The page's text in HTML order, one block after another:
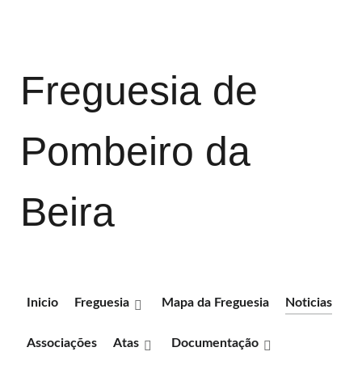
Freguesia de
Pombeiro da
Beira
Inicio Freguesia Mapa da Freguesia Noticias
Associações Atas Documentação